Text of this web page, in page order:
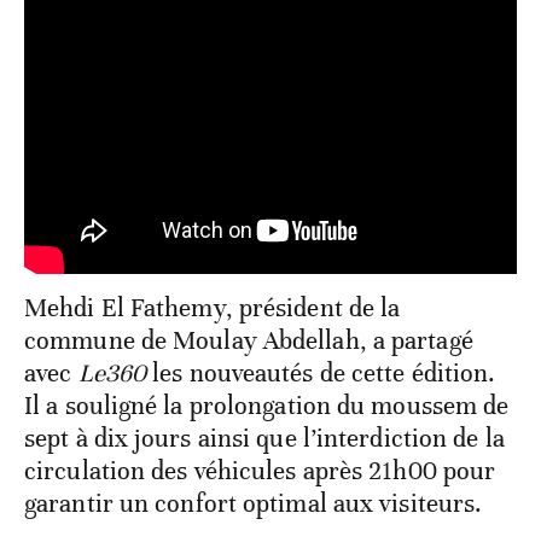
Mehdi El Fathemy, président de la
commune de Moulay Abdellah, a partagé
avec Le360les nouveautés de cette édition.
Il a souligné la prolongation du moussem de
sept à dix jours ainsi que l’interdiction de la
circulation des véhicules après 21h00 pour
garantir un confort optimal aux visiteurs.